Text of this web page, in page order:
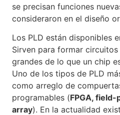
se precisan funciones
consideraron en el diseño
Los PLD están disponibles
Sirven para formar
grandes de lo que un chip
Uno de los tipos de PLD
como arreglo de
programables (FPGA,
array). En la actualidad